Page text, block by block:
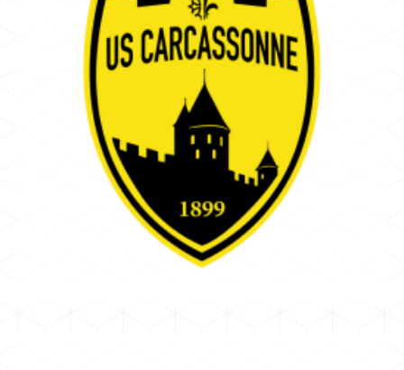
CARCASSONNE
DAVID SANZ
US Carcassonne
NATIONALE